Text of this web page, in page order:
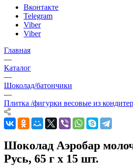
Вконтакте
Telegram
Viber
Viber
Главная
—
Каталог
—
Шоколад/батончики
—
Плитка /фигурки весовые из
Шоколад Аэробар
Русь, 65 г х 15 шт.